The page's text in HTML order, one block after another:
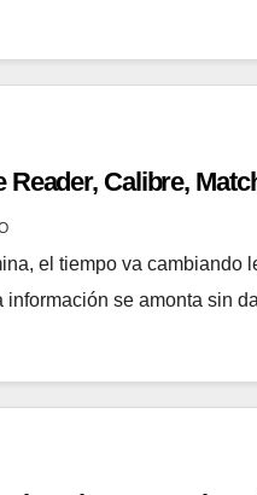
Reader, Calibre,
el tiempo va
información se amonta sin